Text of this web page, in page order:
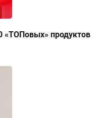
«ТОПовых» продуктов